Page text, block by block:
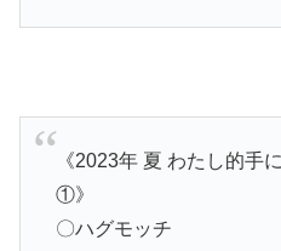
《2023年 夏 わたし的手
①》
〇ハグモッチ